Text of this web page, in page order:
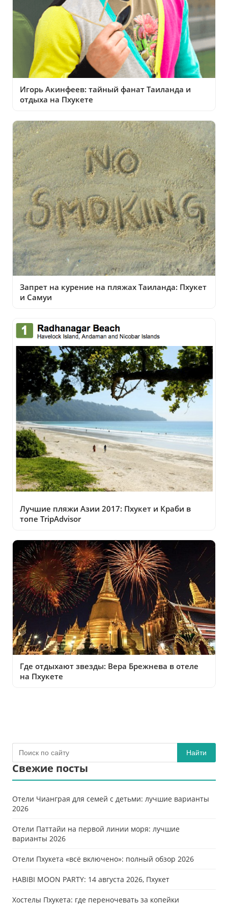
Игорь Акинфеев: тайный фанат Таиланда и
отдыха на Пхукете
Запрет на курение на пляжах Таиланда: Пхукет
и Самуи
Лучшие пляжи Азии 2017: Пхукет и Краби в
топе TripAdvisor
Где отдыхают звезды: Вера Брежнева в отеле
на Пхукете
Найти
Свежие посты
Отели Чианграя для семей с детьми: лучшие варианты
2026
Отели Паттайи на первой линии моря: лучшие
варианты 2026
Отели Пхукета «всё включено»: полный обзор 2026
HABIBI MOON PARTY: 14 августа 2026, Пхукет
Хостелы Пхукета: где переночевать за копейки